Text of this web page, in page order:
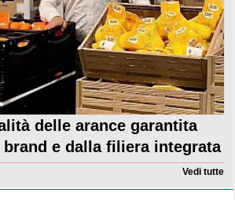
delle arance garantita
e dalla filiera integrata
Vedi tutte